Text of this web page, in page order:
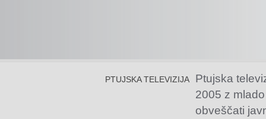
PTUJSKA TELEVIZIJA
Ptujska
2005 z
obveščati